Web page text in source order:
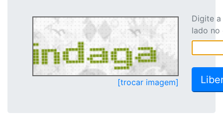
[trocar imagem]
Digite
lado no